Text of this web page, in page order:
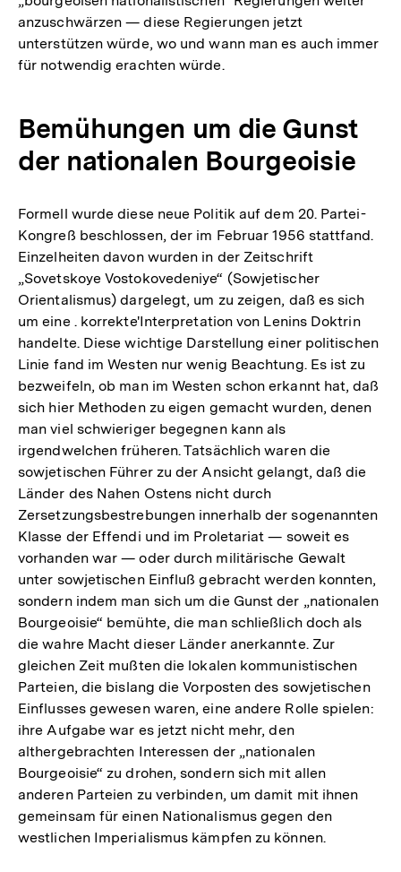
anzuschwärzen — diese Regierungen jetzt
unterstützen würde, wo und wann man es auch immer
für notwendig erachten würde.
Bemühungen um die Gunst
der nationalen Bourgeoisie
Formell wurde diese neue Politik auf dem 20. Partei-
Kongreß beschlossen, der im Februar 1956 stattfand.
Einzelheiten davon wurden in der Zeitschrift
„Sovetskoye Vostokovedeniye“ (Sowjetischer
Orientalismus) dargelegt, um zu zeigen, daß es sich
um eine . korrekte'Interpretation von Lenins Doktrin
handelte. Diese wichtige Darstellung einer politischen
Linie fand im Westen nur wenig Beachtung. Es ist zu
bezweifeln, ob man im Westen schon erkannt hat, daß
sich hier Methoden zu eigen gemacht wurden, denen
man viel schwieriger begegnen kann als
irgendwelchen früheren. Tatsächlich waren die
sowjetischen Führer zu der Ansicht gelangt, daß die
Länder des Nahen Ostens nicht durch
Zersetzungsbestrebungen innerhalb der sogenannten
Klasse der Effendi und im Proletariat — soweit es
vorhanden war — oder durch militärische Gewalt
unter sowjetischen Einfluß gebracht werden konnten,
sondern indem man sich um die Gunst der „nationalen
Bourgeoisie“ bemühte, die man schließlich doch als
die wahre Macht dieser Länder anerkannte. Zur
gleichen Zeit mußten die lokalen kommunistischen
Parteien, die bislang die Vorposten des sowjetischen
Einflusses gewesen waren, eine andere Rolle spielen:
ihre Aufgabe war es jetzt nicht mehr, den
althergebrachten Interessen der „nationalen
Bourgeoisie“ zu drohen, sondern sich mit allen
anderen Parteien zu verbinden, um damit mit ihnen
gemeinsam für einen Nationalismus gegen den
westlichen Imperialismus kämpfen zu können.